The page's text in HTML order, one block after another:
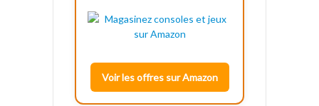
Voir les offres sur Amazon